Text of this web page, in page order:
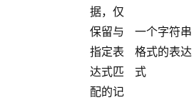
据，仅
保留与
指定表
达式匹
配的记
一个字符串
格式的表达
式